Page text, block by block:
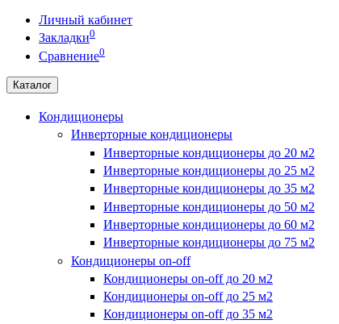
Личный кабинет
Закладки0
Сравнение0
Каталог
Кондиционеры
Инверторные кондиционеры
Инверторные кондиционеры до 20 м2
Инверторные кондиционеры до 25 м2
Инверторные кондиционеры до 35 м2
Инверторные кондиционеры до 50 м2
Инверторные кондиционеры до 60 м2
Инверторные кондиционеры до 75 м2
Кондиционеры on-off
Кондиционеры on-off до 20 м2
Кондиционеры on-off до 25 м2
Кондиционеры on-off до 35 м2